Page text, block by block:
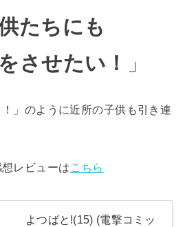
たちにも
させたい！
」
」のように近所の子供も引き連
レビューは こちら
よつばと!(15) (電撃コミッ